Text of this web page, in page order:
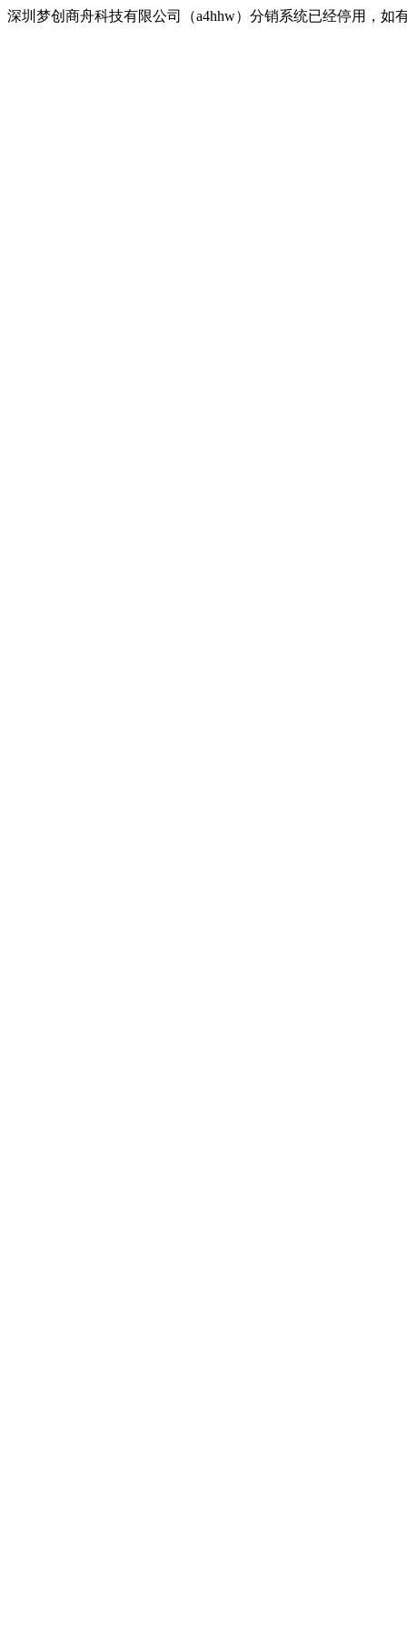
深圳梦创商舟科技有限公司（a4hhw）分销系统已经停用，如